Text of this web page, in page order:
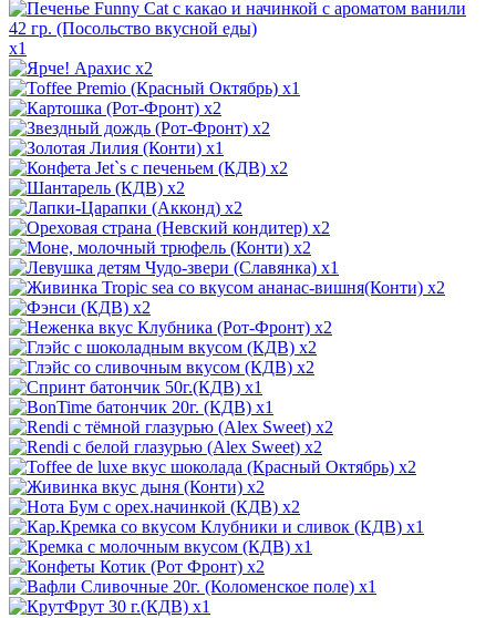
x1
x2
x1
x2
x2
x1
x2
x2
x2
x2
x2
x1
x2
x2
x2
x2
x2
x1
x1
x2
x2
x2
x2
x2
x1
x1
x2
x1
x1